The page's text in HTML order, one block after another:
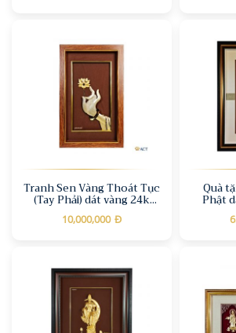
Tranh Sen Vàng Thoát Tục
(Tay Phải) dát vàng 24k
ACT GOLD ISO 9001:2015
10,000,000 Đ
Quà
Phật dát vàng 24k ACT